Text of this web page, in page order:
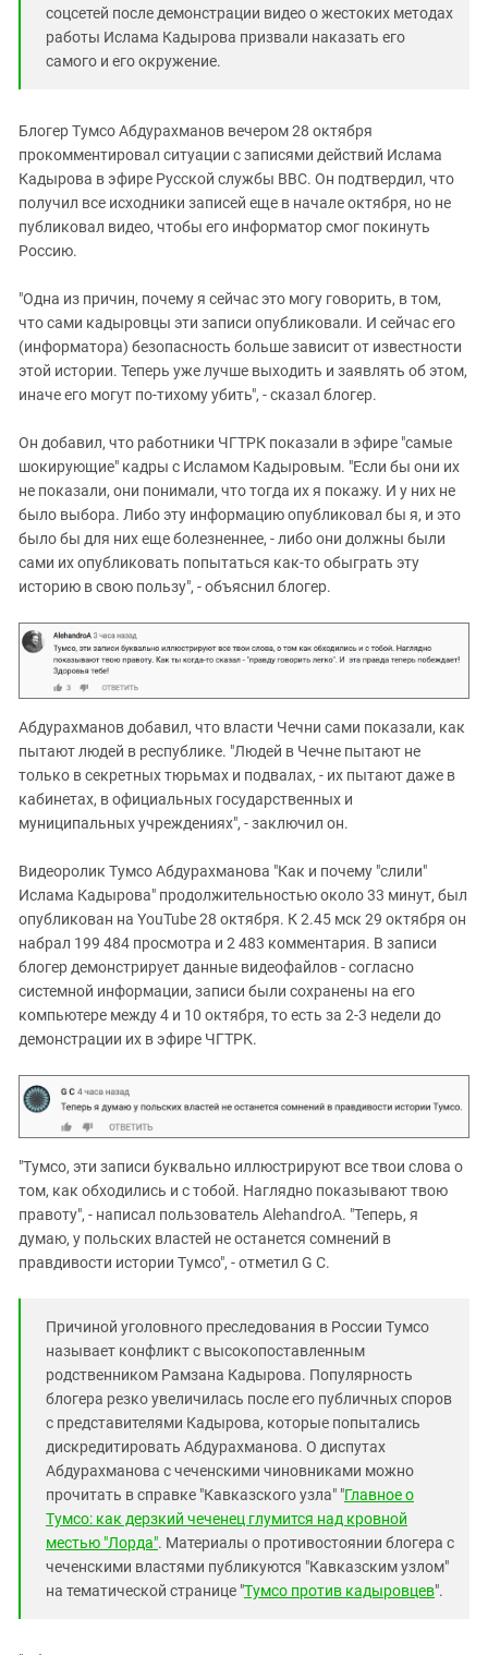
соцсетей после демонстрации видео о жестоких методах
работы Ислама Кадырова призвали наказать его
самого и его окружение.
Блогер Тумсо Абдурахманов вечером 28 октября
прокомментировал ситуации с записями действий Ислама
Кадырова в эфире Русской службы BBC. Он подтвердил, что
получил все исходники записей еще в начале октября, но не
публиковал видео, чтобы его информатор смог покинуть
Россию.
"Одна из причин, почему я сейчас это могу говорить, в том,
что сами кадыровцы эти записи опубликовали. И сейчас его
(информатора) безопасность больше зависит от известности
этой истории. Теперь уже лучше выходить и заявлять об этом,
иначе его могут по-тихому убить", - сказал блогер.
Он добавил, что работники ЧГТРК показали в эфире "самые
шокирующие" кадры с Исламом Кадыровым. "Если бы они их
не показали, они понимали, что тогда их я покажу. И у них не
было выбора. Либо эту информацию опубликовал бы я, и это
было бы для них еще болезненнее, - либо они должны были
сами их опубликовать попытаться как-то обыграть эту
историю в свою пользу", - объяснил блогер.
Абдурахманов добавил, что власти Чечни сами показали, как
пытают людей в республике. "Людей в Чечне пытают не
только в секретных тюрьмах и подвалах, - их пытают даже в
кабинетах, в официальных государственных и
муниципальных учреждениях", - заключил он.
Видеоролик Тумсо Абдурахманова "Как и почему "слили"
Ислама Кадырова" продолжительностью около 33 минут, был
опубликован на YouTube 28 октября. К 2.45 мск 29 октября он
набрал 199 484 просмотра и 2 483 комментария. В записи
блогер демонстрирует данные видеофайлов - согласно
системной информации, записи были сохранены на его
компьютере между 4 и 10 октября, то есть за 2-3 недели до
демонстрации их в эфире ЧГТРК.
"Тумсо, эти записи буквально иллюстрируют все твои слова о
том, как обходились и с тобой. Наглядно показывают твою
правоту", - написал пользователь AlehandroA. "Теперь, я
думаю, у польских властей не останется сомнений в
правдивости истории Тумсо", - отметил G C.
Причиной уголовного преследования в России Тумсо
называет конфликт с высокопоставленным
родственником Рамзана Кадырова. Популярность
блогера резко увеличилась после его публичных споров
с представителями Кадырова, которые попытались
дискредитировать Абдурахманова. О диспутах
Абдурахманова с чеченскими чиновниками можно
прочитать в справке "Кавказского узла" "Главное о
Тумсо: как дерзкий чеченец глумится над кровной
местью "Лорда". Материалы о противостоянии блогера с
чеченскими властями публикуются "Кавказским узлом"
на тематической странице "Тумсо против кадыровцев".